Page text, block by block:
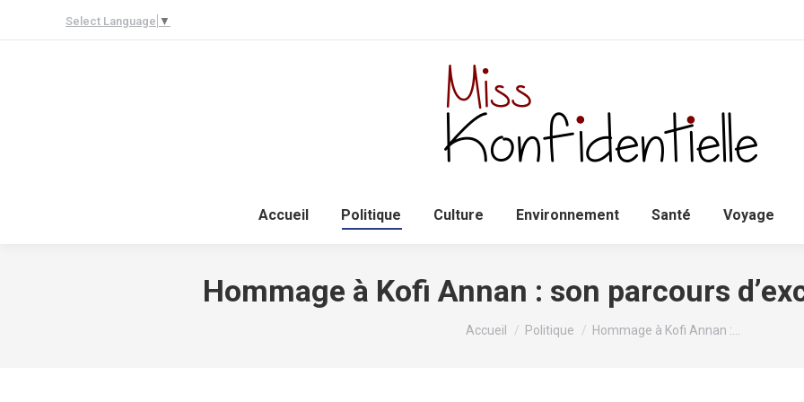
Select Language ▼
Accueil
Politique Culture Environnement Santé Voyage
Hommage à Kofi Annan : son parcours
Vous êtes ici :
Accueil Politique Hommage à Kofi Annan :…